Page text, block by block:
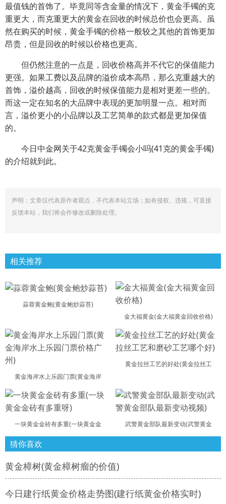
最值钱的首饰了。毕竟同等含金量的情况下，黄金手镯的克
重更大，而克重更大的黄金在回收的时候总价也会更高。虽
然在购买的时候，黄金手镯的价格一般较之其他的首饰更加
昂贵，但是回收的时候以价格也更高。
但仍然注意的一点是，回收价格高并不代它的保值能力
更强。如果工费以及品牌的溢价成本高昂，那么克重越大的
首饰，溢价越高，回收的时候保值能力是相对更差一些的。
而这一定在知名的大品牌中表现的更加明显一点。相对而
言，溢价更小的小品牌以及工艺简单的款式都是更加保值
的。
今日中金网关于42克黄金手镯会小吗(41克的黄金手镯)
的介绍就到此。
声明：文章仅代表原作者观点，不代表本站立场；如有侵权、违规，可直接
反馈本站，我们将会作修改或删除处理。
相关推荐
蒜蓉黄金鲍(黄金鲍炒蒜苔)
金大福黄金(金大福黄金回收价格)
黄金海岸水上乐园门票(黄金海岸
黄金拉丝工艺的好处(黄金拉丝工
一块黄金金砖有多重(一块黄金金 武警黄金部队最新变动(武警黄金
猜你喜欢
黄金樟树(黄金樟树瘤的价值)
今日建行纸黄金价格走势图(建行纸黄金价格实时)